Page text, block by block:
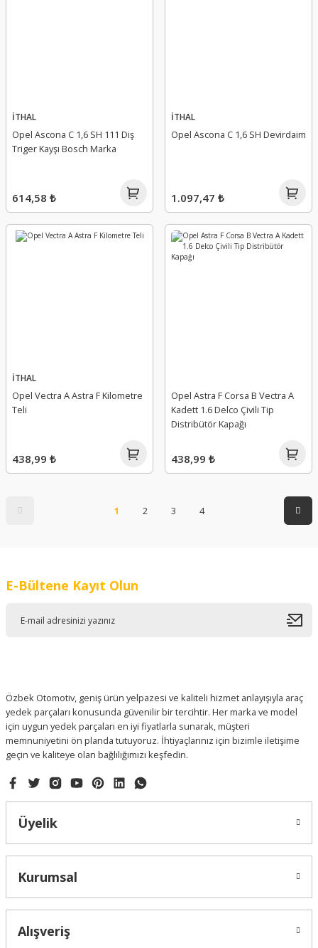
İTHAL
Opel Ascona C 1,6 SH 111 Diş
Triger Kayşı Bosch Marka
614,58 ₺
İTHAL
Opel Ascona C 1,6 SH Devirdaim
1.097,47 ₺
İTHAL
Opel Vectra A Astra F Kilometre
Teli
438,99 ₺
Opel Astra F Corsa B Vectra A
Kadett 1.6 Delco Çivili Tip
Distribütör Kapağı
438,99 ₺
1 2 3 4
E-Bültene Kayıt Olun
Özbek Otomotiv, geniş ürün yelpazesi ve kaliteli hizmet anlayışıyla araç
yedek parçaları konusunda güvenilir bir tercihtir. Her marka ve model
için uygun yedek parçaları en iyi fiyatlarla sunarak, müşteri
memnuniyetini ön planda tutuyoruz. İhtiyaçlarınız için bizimle iletişime
geçin ve kaliteye olan bağlılığımızı keşfedin.
Üyelik
Kurumsal
Alışveriş